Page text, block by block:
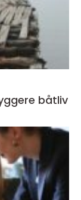
et tryggere båtliv